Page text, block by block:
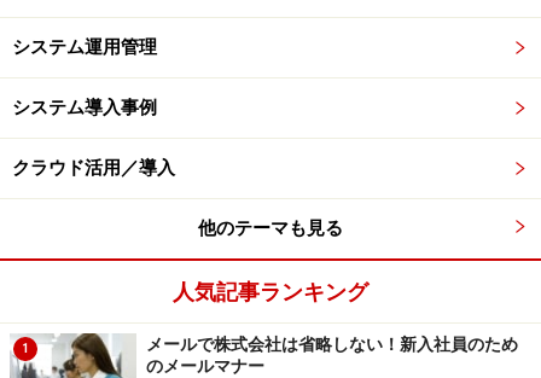
システム運用管理
システム導入事例
クラウド活用／導入
他のテーマも見る
人気記事ランキング
1
メールで株式会社は省略しない！新入社員のため
のメールマナー